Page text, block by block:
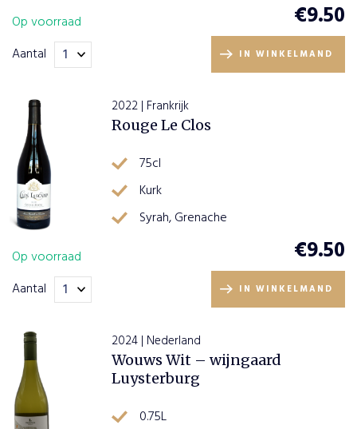
Op voorraad
€9.50
Aantal IN WINKELMAND
2022 | Frankrijk
Rouge Le Clos
75cl
Kurk
Syrah, Grenache
Op voorraad
€9.50
Aantal IN WINKELMAND
2024 | Nederland
Wouws Wit – wijngaard
Luysterburg
0.75L